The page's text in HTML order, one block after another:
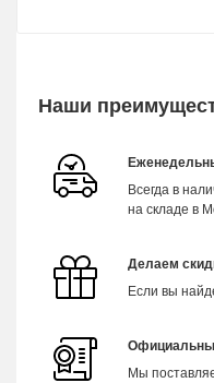
Наши
Всегда в
на складе в
Делаем
Если вы
Мы